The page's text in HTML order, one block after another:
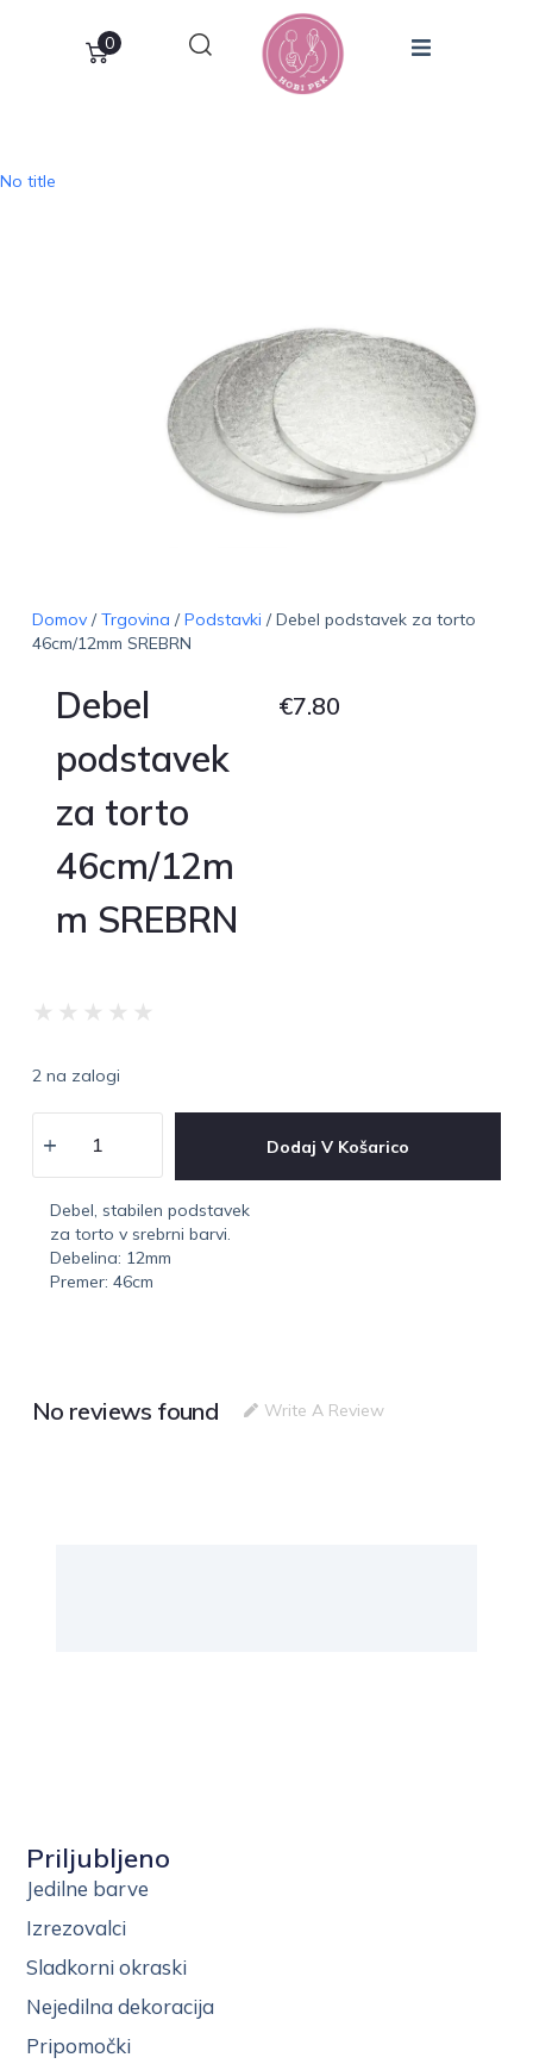
0
No title
Domov/Trgovina /Podstavki / Debel podstavek za torto
46cm/12mm SREBRN
Debel
podstavek
za torto
46cm/12m
m SREBRN
€7.80
★ ★ ★ ★ ★
2 na zalogi
Dodaj V Košarico
Debel, stabilen podstavek
za torto v srebrni barvi.
Debelina: 12mm
Premer: 46cm
No reviews found Write A Review
Priljubljeno
Jedilne barve
Izrezovalci
Sladkorni okraski
Nejedilna dekoracija
Pripomočki